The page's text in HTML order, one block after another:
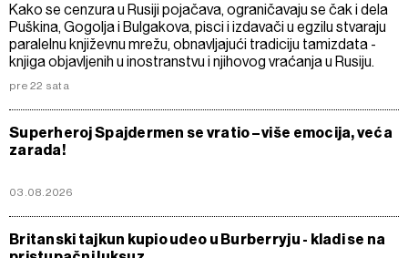
Kako se cenzura u Rusiji pojačava, ograničavaju se čak i dela
Puškina, Gogolja i Bulgakova, pisci i izdavači u egzilu stvaraju
paralelnu književnu mrežu, obnavljajući tradiciju tamizdata -
knjiga objavljenih u inostranstvu i njihovog vraćanja u Rusiju.
pre 22 sata
Superheroj Spajdermen se vratio – više emocija, veća
zarada!
03.08.2026
Britanski tajkun kupio udeo u Burberryju - kladi se na